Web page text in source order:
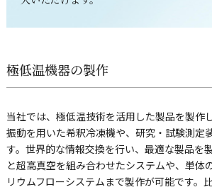
極低温機器の製作
当社では、極低温技術を活用した製品を製作
振動を用いた希釈冷凍機や、研究・試験測定
す。世界的な情報交換を行い、最適な製品を
と超高真空を組み合わせたシステムや、単体
リウムフローシステムまで製作が可能です。